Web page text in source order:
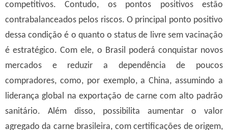
competitivos. Contudo, os pontos positivos estão
contrabalanceados pelos riscos. O principal ponto positivo
dessa condição é o quanto o status de livre sem vacinação
é estratégico. Com ele, o Brasil poderá conquistar novos
mercados e reduzir a dependência de poucos
compradores, como, por exemplo, a China, assumindo a
liderança global na exportação de carne com alto padrão
sanitário. Além disso, possibilita aumentar o valor
agregado da carne brasileira, com certificações de origem,